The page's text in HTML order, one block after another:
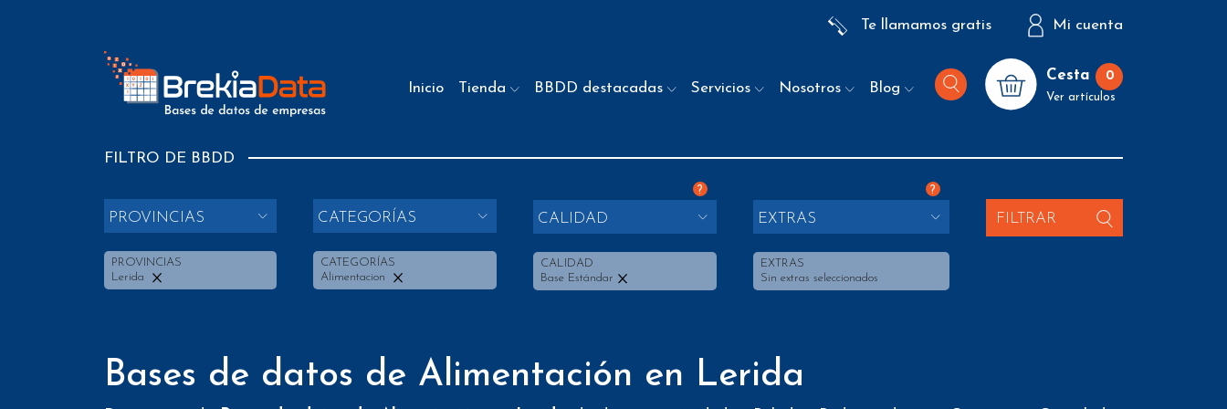
Te llamamos gratis Mi cuenta
Inicio Tienda BBDD destacadas Servicios Nosotros Blog
Cesta 0
Ver artículos
FILTRO DE BBDD
PROVINCIAS
PROVINCIAS
Lerida
CATEGORÍAS
CATEGORÍAS
Alimentacion
?
CALIDAD
CALIDAD
Base Estándar
?
EXTRAS
EXTRAS
Sin extras seleccionados
FILTRAR
Bases de datos de Alimentación en Lerida